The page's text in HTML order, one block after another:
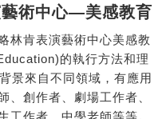
術中心—美感教育
林肯表演藝術中心美感教
的執行方法和理
景來自不同領域，有應用
、創作者、劇場工作者、
工作者、中學老師等等。